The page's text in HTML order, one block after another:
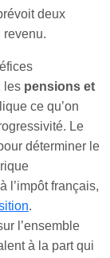
deux
revenu.
les pensions et
ce qu’on
Le
déterminer le
l’impôt français,
.
l’ensemble
à la part qui